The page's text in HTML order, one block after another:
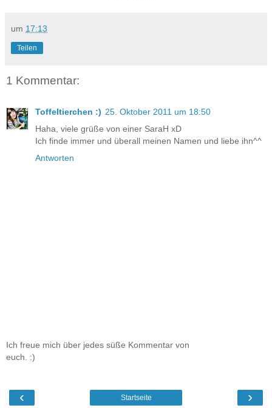
um 17:13
Teilen
1 Kommentar:
Toffeltierchen :) 25. Oktober 2011 um 18:50
Haha, viele grüße von einer SaraH xD
Ich finde immer und überall meinen Namen und liebe ihn^^
Antworten
Ich freue mich über jedes süße Kommentar von
euch. :)
‹ ›
Startseite